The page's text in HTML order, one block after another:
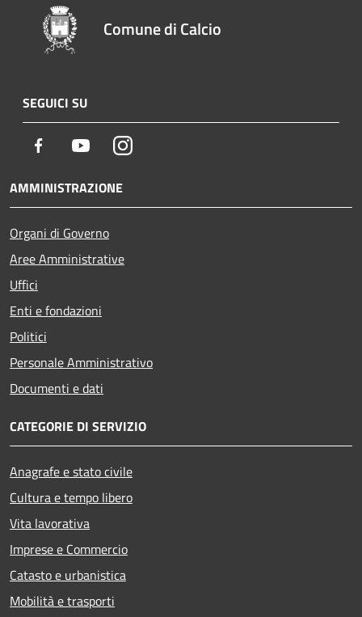
Comune di Calcio
SEGUICI SU
Facebook YoutubeInstagram
AMMINISTRAZIONE
Organi di Governo
Aree Amministrative
Uffici
Enti e fondazioni
Politici
Personale Amministrativo
Documenti e dati
CATEGORIE DI SERVIZIO
Anagrafe e stato civile
Cultura e tempo libero
Vita lavorativa
Imprese e Commercio
Catasto e urbanistica
Mobilità e trasporti